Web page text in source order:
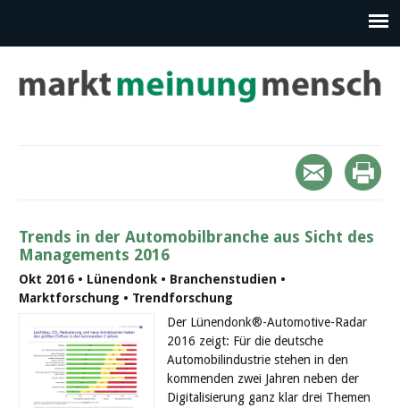
Trends in der Automobilbranche aus Sicht des
Managements 2016
Okt 2016 • Lünendonk • Branchenstudien •
Marktforschung • Trendforschung
Der Lünendonk®-Automotive-Radar
2016 zeigt: Für die deutsche
Automobilindustrie stehen in den
kommenden zwei Jahren neben der
Digitalisierung ganz klar drei Themen